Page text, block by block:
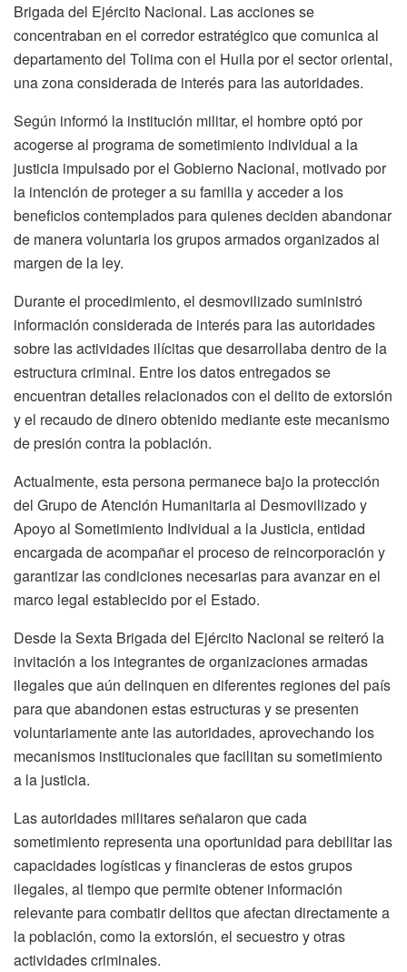
Brigada del Ejército Nacional. Las acciones se
concentraban en el corredor estratégico que comunica al
departamento del Tolima con el Huila por el sector oriental,
una zona considerada de interés para las autoridades.
Según informó la institución militar, el hombre optó por
acogerse al programa de sometimiento individual a la
justicia impulsado por el Gobierno Nacional, motivado por
la intención de proteger a su familia y acceder a los
beneficios contemplados para quienes deciden abandonar
de manera voluntaria los grupos armados organizados al
margen de la ley.
Durante el procedimiento, el desmovilizado suministró
información considerada de interés para las autoridades
sobre las actividades ilícitas que desarrollaba dentro de la
estructura criminal. Entre los datos entregados se
encuentran detalles relacionados con el delito de extorsión
y el recaudo de dinero obtenido mediante este mecanismo
de presión contra la población.
Actualmente, esta persona permanece bajo la protección
del Grupo de Atención Humanitaria al Desmovilizado y
Apoyo al Sometimiento Individual a la Justicia, entidad
encargada de acompañar el proceso de reincorporación y
garantizar las condiciones necesarias para avanzar en el
marco legal establecido por el Estado.
Desde la Sexta Brigada del Ejército Nacional se reiteró la
invitación a los integrantes de organizaciones armadas
ilegales que aún delinquen en diferentes regiones del país
para que abandonen estas estructuras y se presenten
voluntariamente ante las autoridades, aprovechando los
mecanismos institucionales que facilitan su sometimiento
a la justicia.
Las autoridades militares señalaron que cada
sometimiento representa una oportunidad para debilitar las
capacidades logísticas y financieras de estos grupos
ilegales, al tiempo que permite obtener información
relevante para combatir delitos que afectan directamente a
la población, como la extorsión, el secuestro y otras
actividades criminales.